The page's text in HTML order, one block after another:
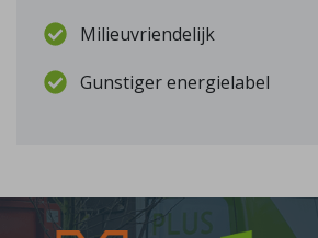
Milieuvriendelijk
Gunstiger energielabel